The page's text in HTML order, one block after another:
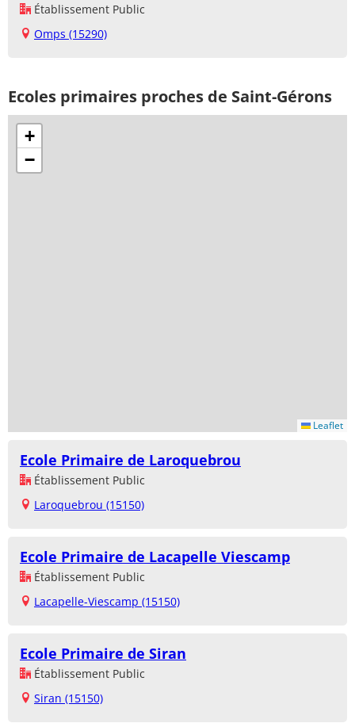
Établissement Public
Omps (15290)
Ecoles primaires proches de Saint-Gérons
+
−
Leaflet
Ecole Primaire de Laroquebrou
Établissement Public
Laroquebrou (15150)
Ecole Primaire de Lacapelle Viescamp
Établissement Public
Lacapelle-Viescamp (15150)
Ecole Primaire de Siran
Établissement Public
Siran (15150)